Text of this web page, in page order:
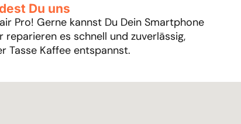
Du uns
Pro! Gerne kannst Du Dein Smartphone
es schnell und zuverlässig,
Tasse Kaffee entspannst.